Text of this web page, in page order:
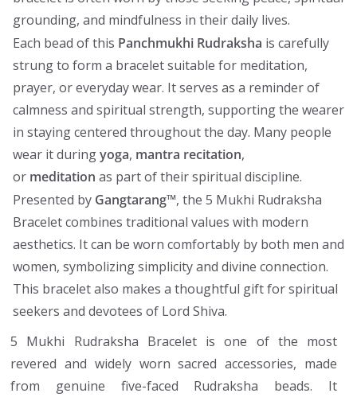
grounding, and mindfulness in their daily lives.
Each bead of this Panchmukhi Rudraksha is carefully
strung to form a bracelet suitable for meditation,
prayer, or everyday wear. It serves as a reminder of
calmness and spiritual strength, supporting the wearer
in staying centered throughout the day. Many people
wear it duringyoga, mantra recitation,
or meditation as part of their spiritual discipline.
Presented by Gangtarang™, the 5 Mukhi Rudraksha
Bracelet combines traditional values with modern
aesthetics. It can be worn comfortably by both men and
women, symbolizing simplicity and divine connection.
This bracelet also makes a thoughtful gift for spiritual
seekers and devotees of Lord Shiva.
5 Mukhi Rudraksha Bracelet is one of the most
revered and widely worn sacred accessories, made
from genuine five-faced Rudraksha beads. It